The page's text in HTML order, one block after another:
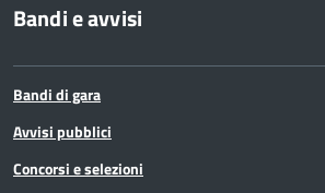
Bandi e avvisi
Bandi di gara
Avvisi pubblici
Concorsi e selezioni